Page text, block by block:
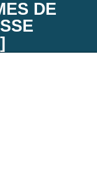
DE